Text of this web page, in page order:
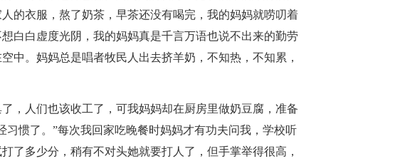
的衣服，熬了奶茶，早茶还没有喝完，我的妈妈就唠叨着
白白虚度光阴，我的妈妈真是千言万语也说不出来的勤劳
中。妈妈总是唱者牧民人出去挤羊奶，不知热，不知累，
，人们也该收工了，可我妈妈却在厨房里做奶豆腐，准备
惯了。”每次我回家吃晚餐时妈妈才有功夫问我，学校听
了多少分，稍有不对头她就要打人了，但手掌举得很高，